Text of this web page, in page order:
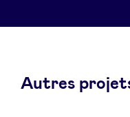
fr en
Autres